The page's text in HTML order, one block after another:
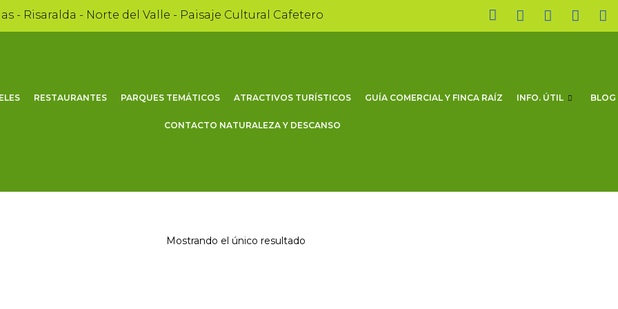
- Risaralda - Norte del Valle - Paisaje Cultural Cafetero
RESTAURANTES PARQUES TEMÁTICOS ATRACTIVOS TURÍSTICOS GUÍA COMERCIAL Y FINCA RAÍZ INFO. ÚTIL BLOG
CONTACTO NATURALEZA Y DESCANSO
Mostrando el único resultado